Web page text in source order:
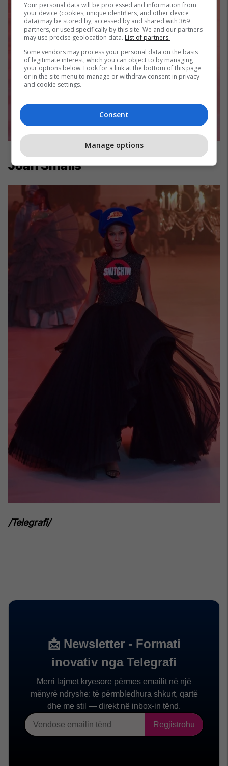
Joan Smalls
/Telegrafi/
Your personal data will be processed and information from
your device (cookies, unique identifiers, and other device
data) may be stored by, accessed by and shared with 369
partners, or used specifically by this site. We and our partners
may use precise geolocation data. List of partners.
Some vendors may process your personal data on the basis
of legitimate interest, which you can object to by managing
your options below. Look for a link at the bottom of this page
or in the site menu to manage or withdraw consent in privacy
and cookie settings.
Consent
Manage options